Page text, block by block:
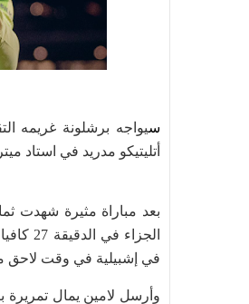
س
أتليتيكو مدريد في استاد
بعد مباراة مثيرة شهدت
في إشبيلية في وقت لاحق
وأرسل لامين يمال تمريرة